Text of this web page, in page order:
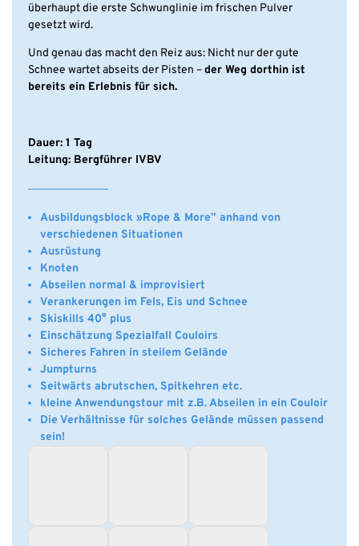
überhaupt die erste Schwunglinie im frischen Pulver
gesetzt wird.
Und genau das macht den Reiz aus: Nicht nur der gute
Schnee wartet abseits der Pisten –der Weg dorthin ist
bereits ein Erlebnis für sich.
Dauer: 1 Tag
Leitung: Bergführer IVBV
Ausbildungsblock »Rope & More” anhand von
verschiedenen Situationen
Ausrüstung
Knoten
Abseilen normal & improvisiert
Verankerungen im Fels, Eis und Schnee
Skiskills 40° plus
Einschätzung Spezialfall Couloirs
Sicheres Fahren in steilem Gelände
Jumpturns
Seitwärts abrutschen, Spitkehren etc.
kleine Anwendungstour mit z.B. Abseilen in ein Couloir
Die Verhältnisse für solches Gelände müssen passend
sein!